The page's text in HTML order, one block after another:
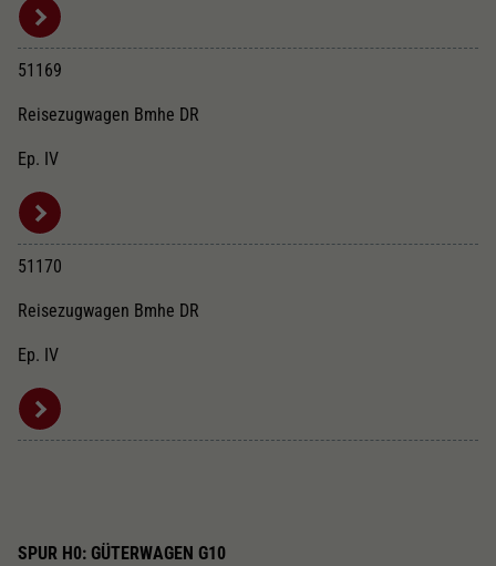
51169
Reisezugwagen Bmhe DR
Ep. IV
51170
Reisezugwagen Bmhe DR
Ep. IV
SPUR H0: GÜTERWAGEN G10